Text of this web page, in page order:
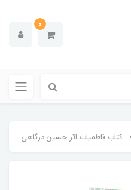
0
کتاب فاطمیات اثر حسین درگاهی